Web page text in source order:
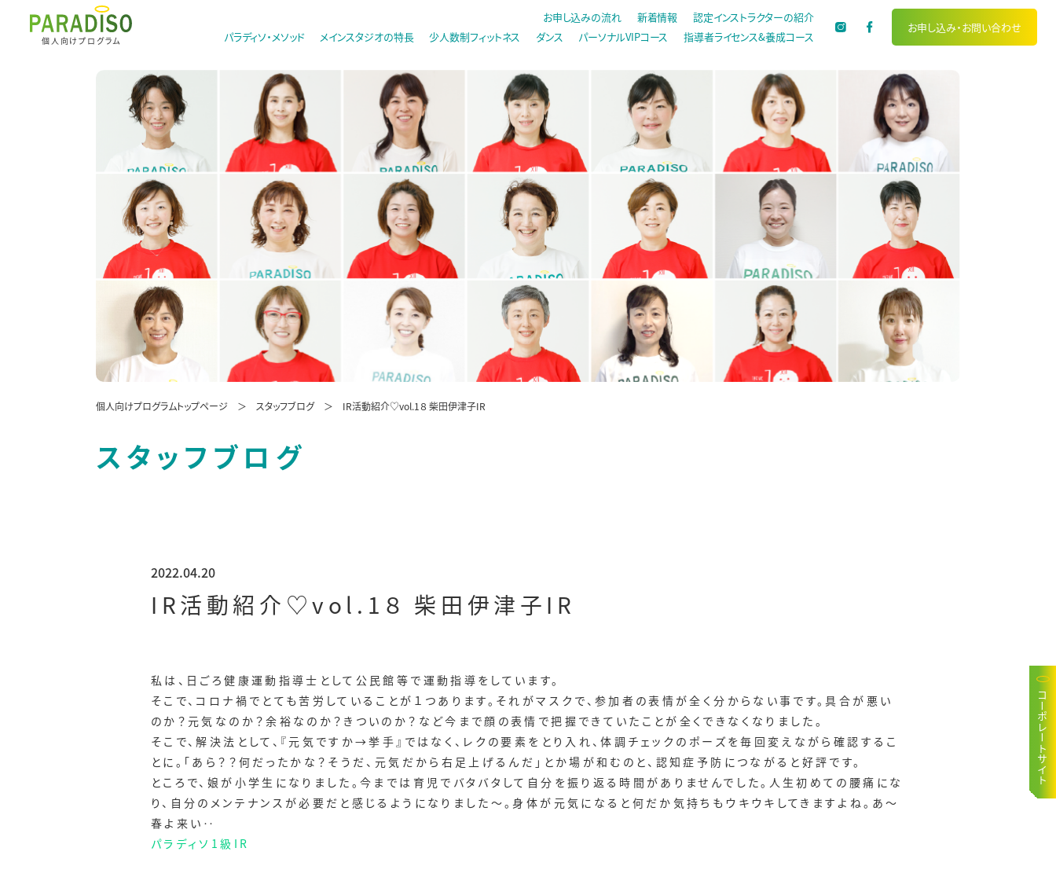
個人向けプログラム パラディソ・メソッド メインスタジオの特長 少人数制フィットネス ダンス パーソナルVIPコース 指導者ライセンス&養成コース
お申し込みの流れ 新着情報 認定インストラクターの紹介
お申し込み・お問い合わせ
コーポレートサイト
個人向けプログラムトップページ スタッフブログ IR活動紹介♡vol.1８ 柴田伊津子IR
スタッフブログ
2022.04.20
IR活動紹介♡vol.1８ 柴田伊津子IR
私は、日ごろ健康運動指導士として公民館等で運動指導をしています。
そこで、コロナ禍でとても苦労していることが１つあります。それがマスクで、参加者の表情が全く分からない事です。具合が悪い
のか？元気なのか？余裕なのか？きついのか？など今まで顔の表情で把握できていたことが全くできなくなりました。
そこで、解決法として、『元気ですか→挙手』ではなく、レクの要素をとり入れ、体調チェックのポーズを毎回変えながら確認するこ
とに。「あら？？何だったかな？そうだ、元気だから右足上げるんだ」とか場が和むのと、認知症予防につながると好評です。
ところで、娘が小学生になりました。今までは育児でバタバタして自分を振り返る時間がありませんでした。人生初めての腰痛にな
り、自分のメンテナンスが必要だと感じるようになりました〜。身体が元気になると何だか気持ちもウキウキしてきますよね。あ〜
春よ来い‥
パラディソ1級IR